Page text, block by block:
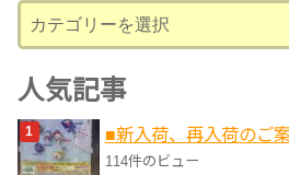
テ
ゴ
リ
ー
人気記事
■新入荷、再入荷のご
114件のビュー